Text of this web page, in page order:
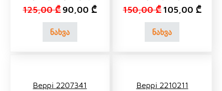
Ვარდისფერი, Რუხი
125,00₾ Original price was: 125,00 ₾.
90,00 ₾Current price is: 90,00 ₾.
ნახვა
Ვარდისფერი
150,00₾ Original price
105,00 ₾
ნახვა
Beppi 2207341
Beppi 2210211